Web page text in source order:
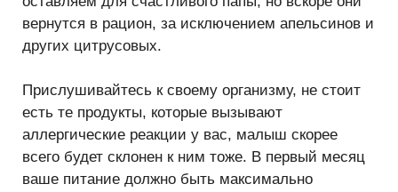
вернутся в рацион, за исключением апельсинов и
других цитрусовых.
Прислушивайтесь к своему организму, не стоит
есть те продукты, которые вызывают
аллергические реакции у вас, малыш скорее
всего будет склонен к ним тоже. В первый месяц
ваше питание должно быть максимально